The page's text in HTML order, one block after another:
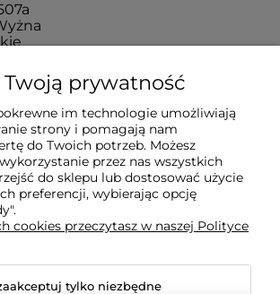
| Emalie
| metalu | betonu
prywatność
im technologie umożliwiają
strony i pomagają nam
do Twoich potrzeb. Możesz
przez nas wszystkich
do sklepu lub dostosować użycie
preferencji, wybierając opcję
cookies przeczytasz w naszej Polityce
tylko niezbędne